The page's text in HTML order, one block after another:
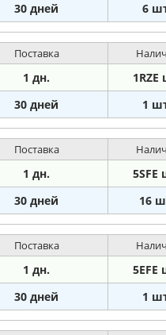
30 дней 6
Поставка
1 дн. 1RZE
30 дней 1
Поставка
1 дн. 5SFE
30 дней 16
Поставка
1 дн. 5EFE
30 дней 1